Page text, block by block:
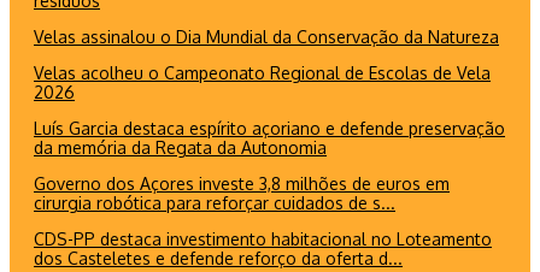
Velas assinalou o Dia Mundial da Conservação da Natureza
Velas acolheu o Campeonato Regional de Escolas de Vela
2026
Luís Garcia destaca espírito açoriano e defende preservação
da memória da Regata da Autonomia
Governo dos Açores investe 3,8 milhões de euros em
cirurgia robótica para reforçar cuidados de s...
CDS-PP destaca investimento habitacional no Loteamento
dos Casteletes e defende reforço da oferta d...